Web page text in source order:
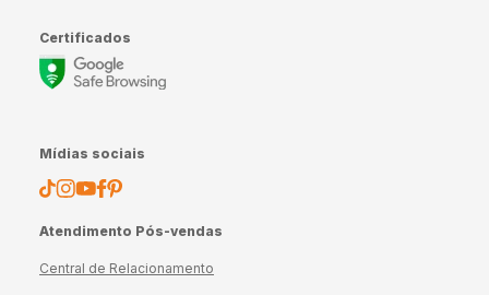
Certificados
Mídias sociais
Atendimento Pós-vendas
Central de Relacionamento